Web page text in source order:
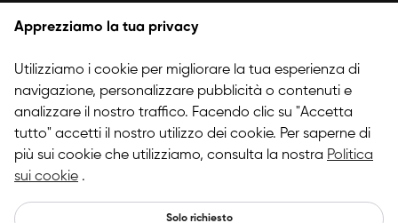
SEGUICI
Copyright © 2025 HANVON UGEE (HK) TECHNOLOGY CO., LIMITE
Italia
Apprezziamo la tua privacy
Utilizziamo i cookie per migliorare la tua esperienza di
navigazione, personalizzare pubblicità o contenuti e
analizzare il nostro traffico. Facendo clic su "Accetta
tutto" accetti il nostro utilizzo dei cookie. Per saperne di
più sui cookie che utilizziamo, consulta la nostra Politica
sui cookie .
Solo richiesto